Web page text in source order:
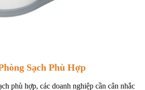
Sạch Phù Hợp
phù hợp, các doanh nghiệp cần cân nhắc